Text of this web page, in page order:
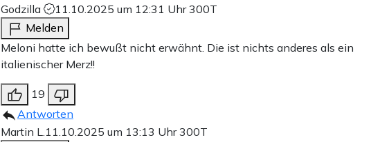
Godzilla
11.10.2025 um 12:31 Uhr300T
Melden
Meloni hatte ich bewußt nicht erwähnt. Die ist nichts anderes als ein
italienischer Merz!!
19
Antworten
Martin L. 11.10.2025 um 13:13 Uhr300T